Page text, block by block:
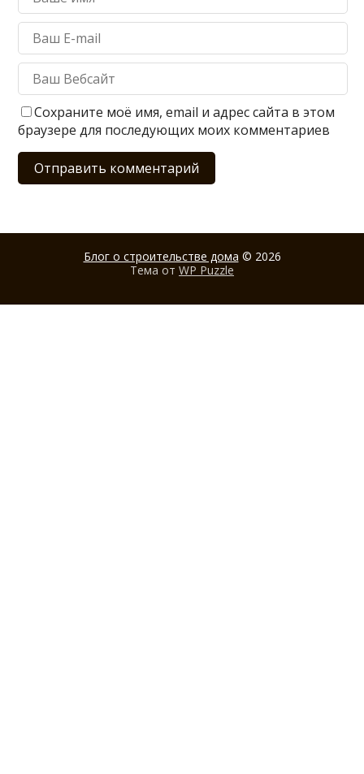
Сохраните моё имя, email и адрес сайта в этом
браузере для последующих моих комментариев
Блог о строительстве дома © 2026
Тема от WP Puzzle